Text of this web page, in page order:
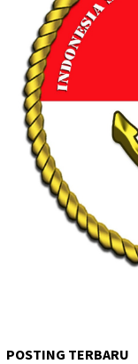
POSTING TERBARU